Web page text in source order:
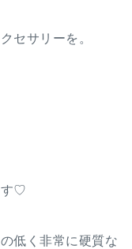
セサリーを。
す♡
低く非常に硬質な